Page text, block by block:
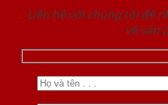
Liên hệ với chúng tôi để
về sản